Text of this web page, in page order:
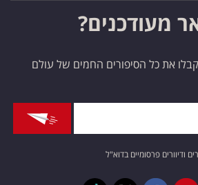
מעודכנים?
את כל הסיפורים החמים של עולם
ודיוורים פרסומיים בדוא"ל